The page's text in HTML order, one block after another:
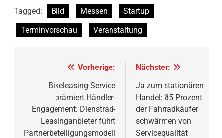
Tagged: Bild Messen
Startup
Terminvorschau
Veranstaltung
Beitragsnavigation
Vorherige:
Bikeleasing-Service
prämiert Händler-
Engagement: Dienstrad-
Leasinganbieter führt
Partnerbeteiligungsmodell
Nächster:
Ja zum stationären
Handel: 85 Prozent
der Fahrradkäufer
schwärmen von
Servicequalität